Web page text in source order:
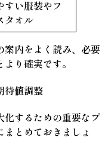
すい服装やフ
タオル
内をよく読み、必要
り確実です。
待値調整
化するための重要なプ
とめておきましょ